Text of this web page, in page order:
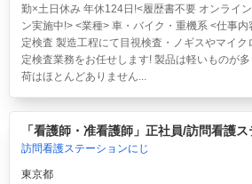
勤×土日休み 年休124日!<履歴書不要 オンライ
ン実施中!> <業種> 車・バイク・重機系 <仕事
定検査 製造工程にて目視検査・ノギスやマイク
定検査業務をお任せします! 製品は軽いものが
荷はほとんどありません...
「看護師・准看護師」正社員/訪問看護
訪問看護ステーションにじ
東京都